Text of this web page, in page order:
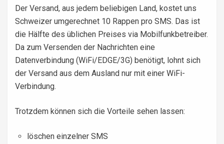
Der Versand, aus jedem beliebigen Land, kostet uns
Schweizer umgerechnet 10 Rappen pro SMS. Das ist
die Hälfte des üblichen Preises via Mobilfunkbetreiber.
Da zum Versenden der Nachrichten eine
Datenverbindung (WiFi/EDGE/3G) benötigt, lohnt sich
der Versand aus dem Ausland nur mit einer WiFi-
Verbindung.
Trotzdem können sich die Vorteile sehen lassen:
löschen einzelner SMS